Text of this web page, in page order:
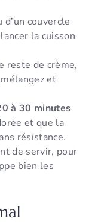
d’un couvercle
la cuisson
reste de crème,
et
à 30 minutes
et que la
résistance.
de servir, pour
bien les